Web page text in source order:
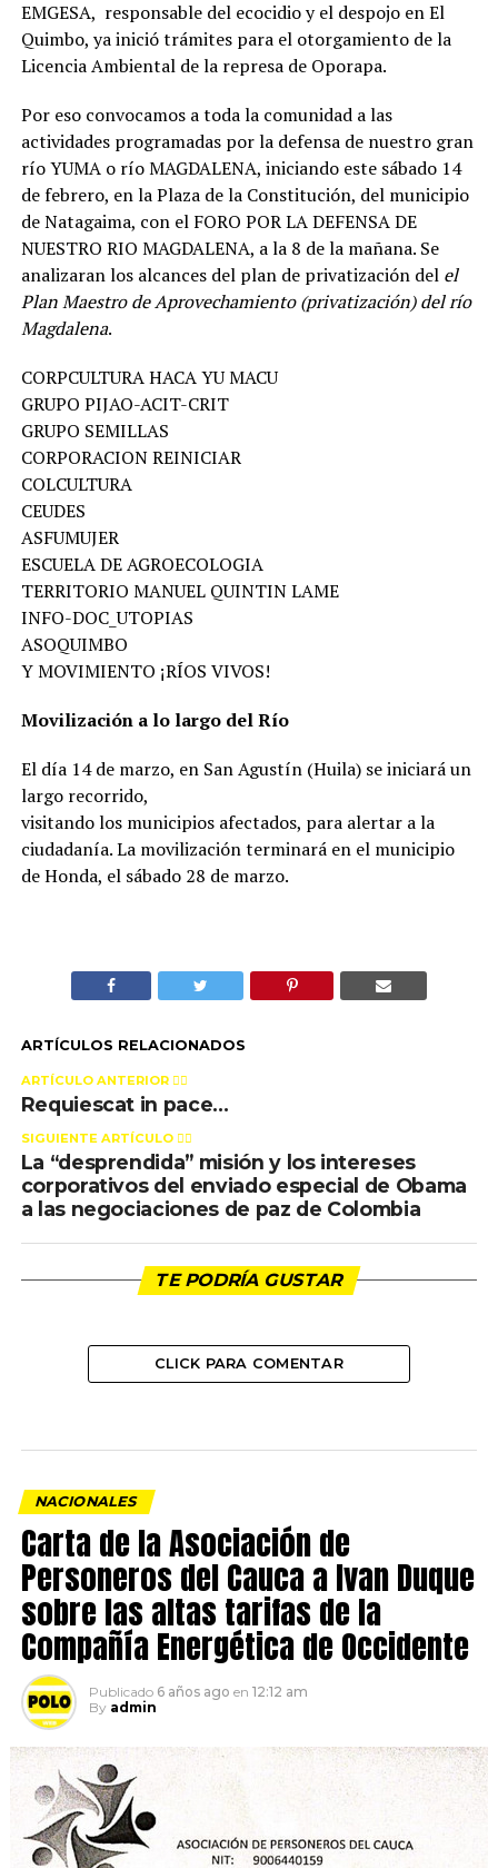
EMGESA, responsable del ecocidio y el despojo en El
Quimbo, ya inició trámites para el otorgamiento de la
Licencia Ambiental de la represa de Oporapa.
Por eso convocamos a toda la comunidad a las
actividades programadas por la defensa de nuestro gran
río YUMA o río MAGDALENA, iniciando este sábado 14
de febrero, en la Plaza de la Constitución, del municipio
de Natagaima, con el FORO POR LA DEFENSA DE
NUESTRO RIO MAGDALENA, a la 8 de la mañana. Se
analizaran los alcances del plan de privatización del el
Plan Maestro de Aprovechamiento (privatización) del río
Magdalena.
CORPCULTURA HACA YU MACU
GRUPO PIJAO-ACIT-CRIT
GRUPO SEMILLAS
CORPORACION REINICIAR
COLCULTURA
CEUDES
ASFUMUJER
ESCUELA DE AGROECOLOGIA
TERRITORIO MANUEL QUINTIN LAME
INFO-DOC_UTOPIAS
ASOQUIMBO
Y MOVIMIENTO ¡RÍOS VIVOS!
Movilización a lo largo del Río
El día 14 de marzo, en San Agustín (Huila) se iniciará un
largo recorrido,
visitando los municipios afectados, para alertar a la
ciudadanía. La movilización terminará en el municipio
de Honda, el sábado 28 de marzo.
ARTÍCULOS RELACIONADOS
ARTÍCULO ANTERIOR 👉🏻
Requiescat in pace…
SIGUIENTE ARTÍCULO 👈🏻
La “desprendida” misión y los intereses
corporativos del enviado especial de Obama
a las negociaciones de paz de Colombia
TE PODRÍA GUSTAR
CLICK PARA COMENTAR
NACIONALES
Carta de la Asociación de
Personeros del Cauca a Ivan Duque
sobre las altas tarifas de la
Compañía Energética de Occidente
Publicado 6 años ago en 12:12 am
By admin